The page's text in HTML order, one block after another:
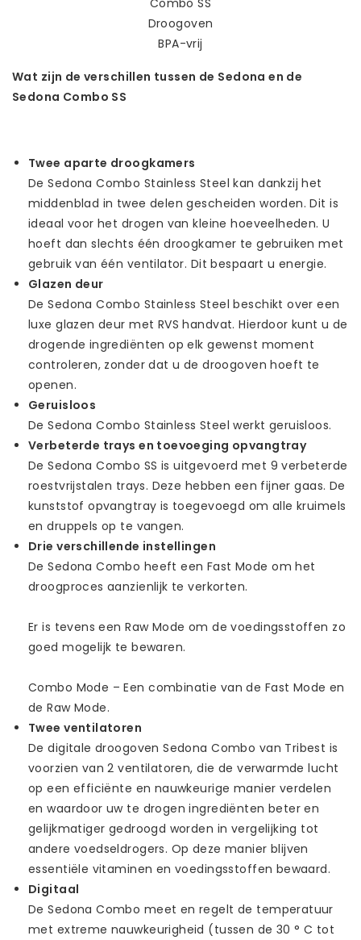
Wat zijn de verschillen tussen de Sedona en de
Sedona Combo SS
Twee aparte droogkamers
De Sedona Combo Stainless Steel kan dankzij het
middenblad in twee delen gescheiden worden. Dit is
ideaal voor het drogen van kleine hoeveelheden. U
hoeft dan slechts één droogkamer te gebruiken met
gebruik van één ventilator. Dit bespaart u energie.
Glazen deur
De Sedona Combo Stainless Steel beschikt over een
luxe glazen deur met RVS handvat. Hierdoor kunt u de
drogende ingrediënten op elk gewenst moment
controleren, zonder dat u de droogoven hoeft te
openen.
Geruisloos
De Sedona Combo Stainless Steel werkt geruisloos.
Verbeterde trays en toevoeging opvangtray
De Sedona Combo SS is uitgevoerd met 9 verbeterde
roestvrijstalen trays. Deze hebben een fijner gaas. De
kunststof opvangtray is toegevoegd om alle kruimels
en druppels op te vangen.
Drie verschillende instellingen
De Sedona Combo heeft een Fast Mode om het
droogproces aanzienlijk te verkorten.
Er is tevens een Raw Mode om de voedingsstoffen zo
goed mogelijk te bewaren.
Combo Mode – Een combinatie van de Fast Mode en
de Raw Mode.
Twee ventilatoren
De digitale droogoven Sedona Combo van Tribest is
voorzien van 2 ventilatoren, die de verwarmde lucht
op een efficiënte en nauwkeurige manier verdelen
en waardoor uw te drogen ingrediënten beter en
gelijkmatiger gedroogd worden in vergelijking tot
andere voedseldrogers. Op deze manier blijven
essentiële vitaminen en voedingsstoffen bewaard.
Digitaal
De Sedona Combo meet en regelt de temperatuur
met extreme nauwkeurigheid (tussen de 30 ° C tot